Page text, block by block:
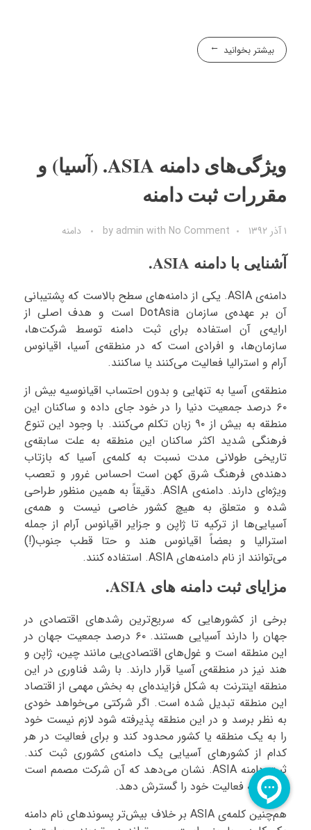
بیشتر بخوانید
ویژگی‌های دامنه ASIA. (آسیا) و
مقررات ثبت دامنه
۱ آذر ۱۳۹۲ by admin with No Comment دامنه
آشنایی با دامنه ASIA.
دامنه‌ی ASIA. یکی از دامنه‌های سطح بالاست که پشتیبانی
آن بر عهده‌ی سازمان DotAsia است و هدف اصلی از
ارایه‌ی آن استفاده برای ثبت دامنه توسط شرکت‌ها،
سازمان‌ها، و افرادی است که در منطقه‌ی آسیا، اقیانوس
آرام و استرالیا فعالیت می‌کنند یا ساکنند.
منطقه‌ی آسیا به تنهایی و بدون احتساب اقیانوسیه بیش از
۶۰ درصد جمعیت دنیا را در خود جای داده و ساکنان این
منطقه به بیش از ۹۰ زبان تکلم می‌کنند. با وجود این تنوع
فرهنگی شدید اکثر ساکنان این منطقه به علت سابقه‌ی
تاریخی طولانی مدت نسبت به کلمه‌ی آسیا که بازتاب
دهنده‌ی فرهنگ شرق کهن است احساس غرور و تعصب
ویژه‌ای دارند. دامنه‌ی ASIA. دقیقاً به همین منظور طراحی
شده و متعلق به هیچ کشور خاصی نیست و همه‌ی
آسیایی‌ها از ترکیه تا ژاپن و جزایر اقیانوس آرام از جمله
استرالیا و بعضاً اقیانوس هند و حتا قطب جنوب(!)
می‌توانند از نام دامنه‌های ASIA. استفاده کنند.
مزایای ثبت دامنه های ASIA.
برخی از کشورهایی که سریع‌ترین رشدهای اقتصادی در
جهان را دارند آسیایی هستند. ۶۰ درصد جمعیت جهان در
این منطقه است و غول‌های اقتصادی‌یی مانند چین، ژاپن و
هند نیز در منطقه‌ی آسیا قرار دارند. با رشد فناوری در این
منطقه اینترنت به شکل فزاینده‌ای به بخش مهمی از اقتصاد
این منطقه تبدیل شده است. اگر شرکتی می‌خواهد خودی
به نظر برسد و در این منطقه پذیرفته شود لازم نیست خود
را به یک منطقه یا کشور محدود کند و برای فعالیت در هر
کدام از کشورهای آسیایی یک دامنه‌ی کشوری ثبت کند.
ثبت دامنه ASIA. نشان می‌دهد که آن شرکت مصمم است
در منطقه فعالیت خود را گسترش دهد.
هم‌چنین کلمه‌ی ASIA بر خلاف بیش‌تر پسوندهای نام دامنه